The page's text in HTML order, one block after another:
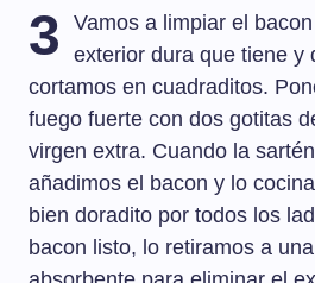
3
Vamos a limpiar el
exterior dura que tiene y
cortamos en cuadraditos.
fuego fuerte con dos gotitas
virgen extra. Cuando la
añadimos el bacon y lo
bien doradito por todos los
bacon listo, lo retiramos a